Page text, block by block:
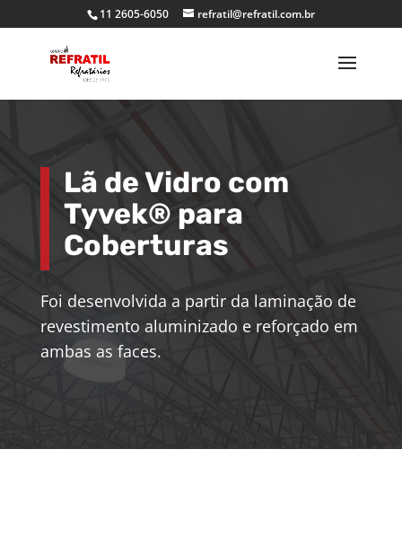
11 2605-6050 refratil@refratil.com.br
Lã de Vidro com
Tyvek® para
Coberturas
Foi desenvolvida a partir da laminação de
revestimento aluminizado e reforçado em
ambas as faces.